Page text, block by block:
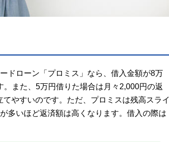
ドローン「プロミス」なら、借入金額が8万
また、5万円借りた場合は月々2,000円の返
やすいのです。ただ、プロミスは残高スライ
多いほど返済額は高くなります。借入の際は